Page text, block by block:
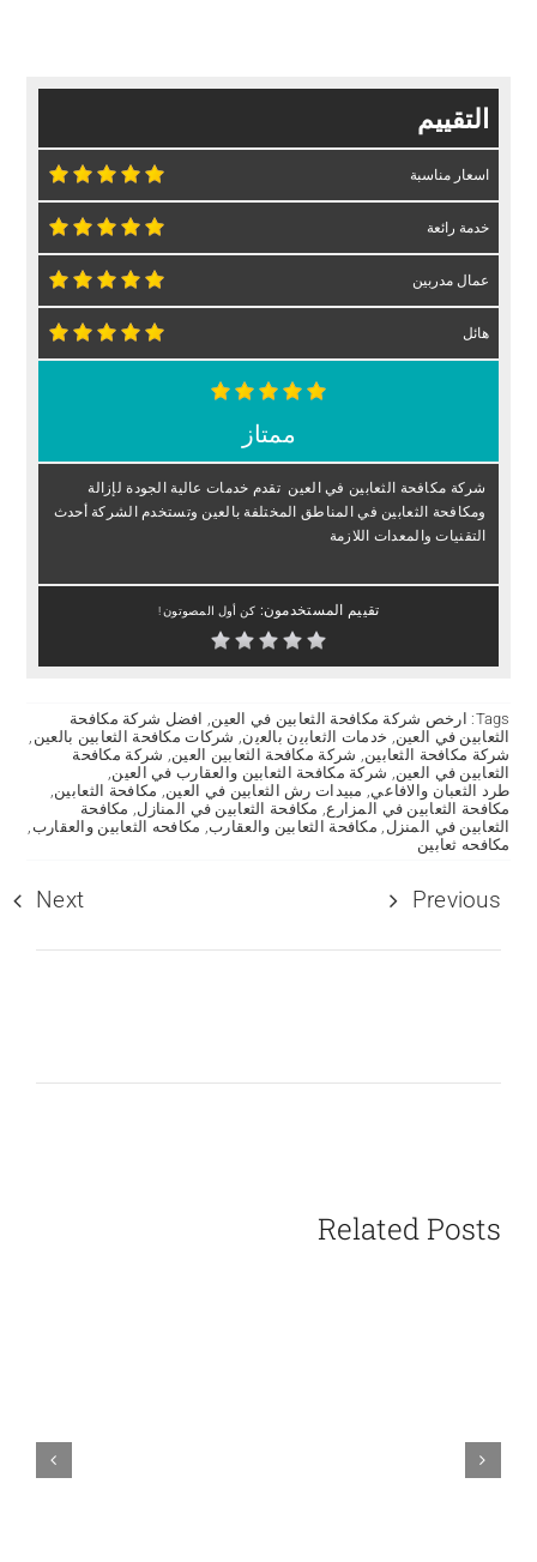
التقييم
اسعار مناسبة
خدمة رائعة
عمال مدربين
هائل
ممتاز
شركة مكافحة الثعابين في العين تقدم خدمات عالية الجودة لإزالة
ومكافحة الثعابين في المناطق المختلفة بالعين وتستخدم الشركة أحدث
التقنيات والمعدات اللازمة
تقييم المستخدمون: كن أول المصوتون !
Tags: ارخص شركة مكافحة الثعابين في العين, افضل شركة مكافحة
الثعابين في العين, ﺧدﻣﺎت اﻟﺛﻌﺎﺑﻳن ﺑﺎﻟﻌﻳن, شركات مكافحة الثعابين بالعين ,
شركة مكافحة الثعابين, شركة مكافحة الثعابين العين, شركة مكافحة
الثعابين في العين, شركة مكافحة الثعابين والعقارب في العين,
طرد الثعبان والافاعي, مبيدات رش الثعابين في العين, مكافحة الثعابين,
مكافحة الثعابين في المزارع, مكافحة الثعابين في المنازل, مكافحة
الثعابين في المنزل , مكافحة الثعابين والعقارب, مكافحه الثعابين والعقارب,
مكافحه ثعابين
Previous
Next
Related Posts